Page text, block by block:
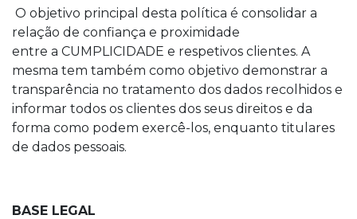
O objetivo principal desta política é consolidar a
relação de confiança e proximidade
entre a CUMPLICIDADE e respetivos clientes. A
mesma tem também como objetivo demonstrar a
transparência no tratamento dos dados recolhidos e
informar todos os clientes dos seus direitos e da
forma como podem exercê-los, enquanto titulares
de dados pessoais.
BASE LEGAL